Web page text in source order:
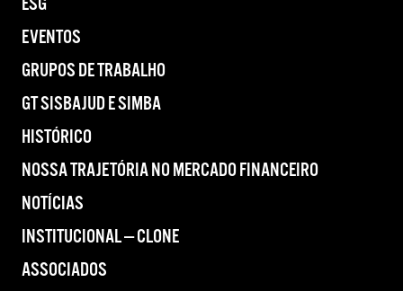
EVENTOS
GRUPOS DE TRABALHO
GT SISBAJUD E SIMBA
HISTÓRICO
NOSSA TRAJETÓRIA NO MERCADO FINANCEIRO
NOTÍCIAS
INSTITUCIONAL — CLONE
ASSOCIADOS